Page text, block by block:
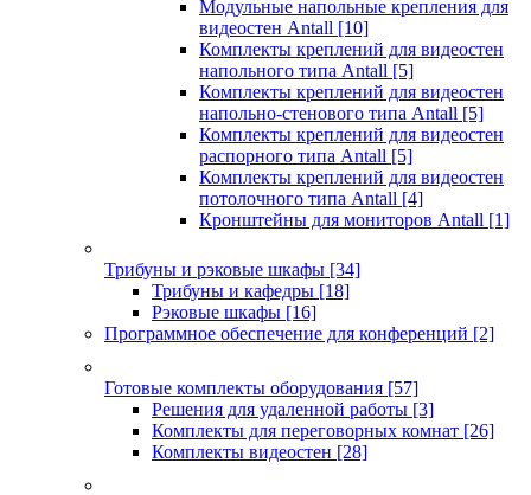
Модульные напольные крепления для
видеостен Antall [10]
Комплекты креплений для видеостен
напольного типа Antall [5]
Комплекты креплений для видеостен
напольно-стенового типа Antall [5]
Комплекты креплений для видеостен
распорного типа Antall [5]
Комплекты креплений для видеостен
потолочного типа Antall [4]
Кронштейны для мониторов Antall [1]
Трибуны и рэковые шкафы [34]
Трибуны и кафедры [18]
Рэковые шкафы [16]
Программное обеспечение для конференций [2]
Готовые комплекты оборудования [57]
Решения для удаленной работы [3]
Комплекты для переговорных комнат [26]
Комплекты видеостен [28]